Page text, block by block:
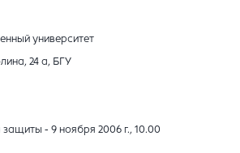
университет
24 а, БГУ
- 9 ноября 2006 г., 10.00